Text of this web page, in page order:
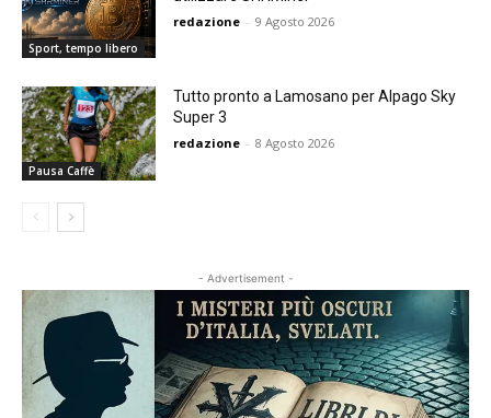
Sport, tempo libero
redazione - 9 Agosto 2026
Pausa Caffè
Tutto pronto a Lamosano per Alpago Sky
Super 3
redazione - 8 Agosto 2026
- Advertisement -